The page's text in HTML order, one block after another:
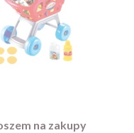
na zakupy